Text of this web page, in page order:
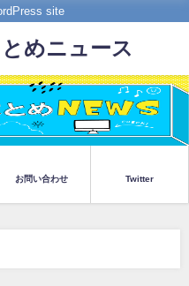
site
めニュース
お問い合わせ Twitter